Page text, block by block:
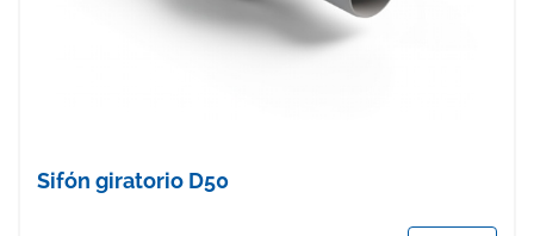
Sifón giratorio D50